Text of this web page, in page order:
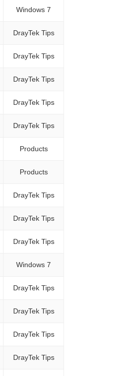
Windows 7
DrayTek Tips
DrayTek Tips
DrayTek Tips
DrayTek Tips
DrayTek Tips
Products
Products
DrayTek Tips
DrayTek Tips
DrayTek Tips
Windows 7
DrayTek Tips
DrayTek Tips
DrayTek Tips
DrayTek Tips